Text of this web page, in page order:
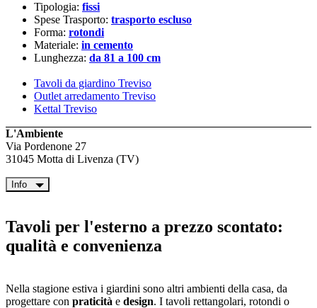
Tipologia: fissi
Spese Trasporto: trasporto escluso
Forma: rotondi
Materiale: in cemento
Lunghezza: da 81 a 100 cm
Tavoli da giardino Treviso
Outlet arredamento Treviso
Kettal Treviso
L'Ambiente
Via Pordenone 27
31045 Motta di Livenza (TV)
Info
Tavoli per l'esterno a prezzo scontato:
qualità e convenienza
Nella stagione estiva i giardini sono altri ambienti della casa, da
progettare con praticità e design. I tavoli rettangolari, rotondi o